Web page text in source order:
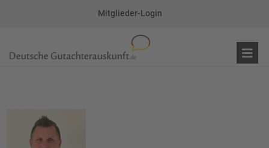
Mitglieder-Login